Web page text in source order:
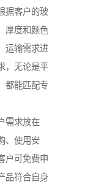
据客户的玻
厚度和颜色
运输需求进
，无论是平
都能匹配专
需求放在
、使用安
户可免费申
品符合自身